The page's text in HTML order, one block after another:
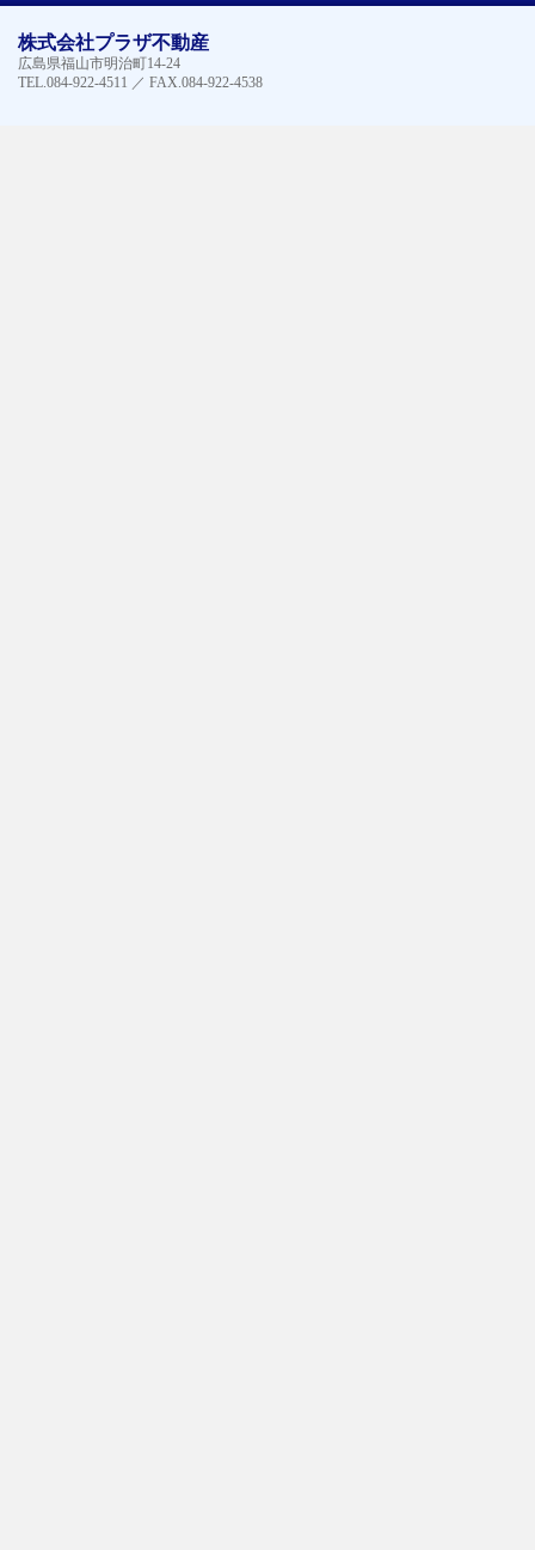
株式会社プラザ不動産
広島県福山市明治町14-24
TEL.084-922-4511 ／ FAX.084-922-4538